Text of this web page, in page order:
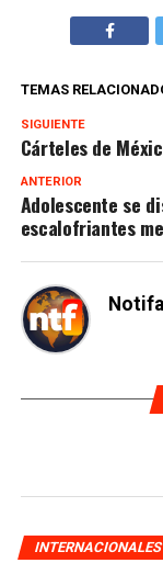
TEMAS
SIGUIENTE
Cárteles de
ANTERIOR
Adolescente se
escalofriantes
INTERNACIONALES